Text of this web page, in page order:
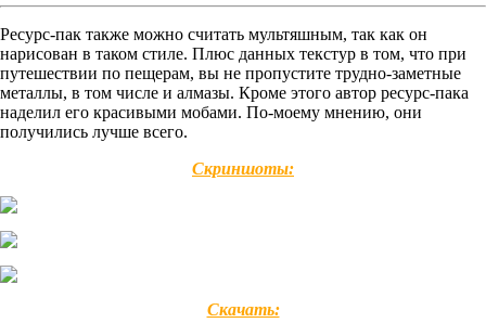
Ресурс-пак также можно считать мультяшным, так как он
нарисован в таком стиле. Плюс данных текстур в том, что при
путешествии по пещерам, вы не пропустите трудно-заметные
металлы, в том числе и алмазы. Кроме этого автор ресурс-пака
наделил его красивыми мобами. По-моему мнению, они
получились лучше всего.
Скриншоты:
Скачать: